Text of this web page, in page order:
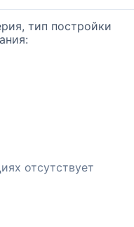
тип постройки
отсутствует